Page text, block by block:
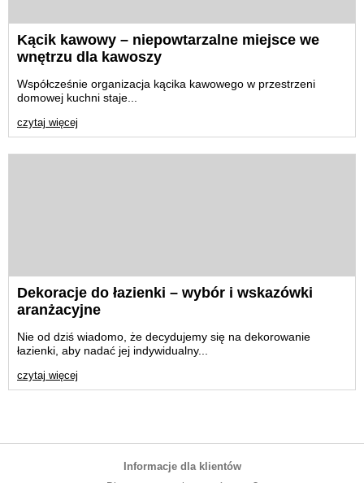
Kącik kawowy – niepowtarzalne miejsce we
wnętrzu dla kawoszy
Współcześnie organizacja kącika kawowego w przestrzeni
domowej kuchni staje...
czytaj więcej
Dekoracje do łazienki – wybór i wskazówki
aranżacyjne
Nie od dziś wiadomo, że decydujemy się na dekorowanie
łazienki, aby nadać jej indywidualny...
czytaj więcej
Informacje dla klientów